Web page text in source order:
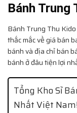
Bánh Trung
Bánh Trung Thu
thắc mắc về giá bán
bánh và địa chỉ bán
bánh ở đâu tiện lợi
Tổng Kho Sỉ
Nhất Việt Nam!